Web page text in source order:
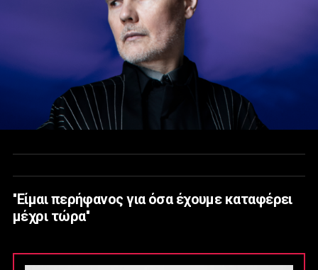
''Είμαι περήφανος για όσα έχουμε καταφέρει
μέχρι τώρα''